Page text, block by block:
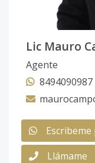
Lic Mauro
Agente
8494090987
Llámame